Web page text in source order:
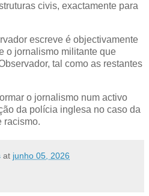
civis, exactamente para
escreve é objectivamente
o jornalismo militante que
tal como as restantes
o jornalismo num activo
da polícia inglesa no caso da
racismo.
at junho 05, 2026